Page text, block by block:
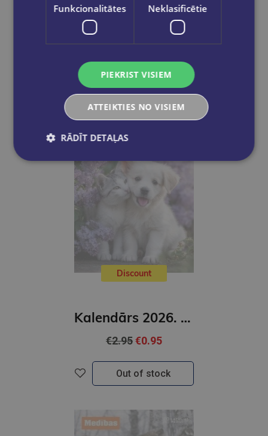
Kalendārs 2026. Zirgi ( kvadrāts)
Out of stock
Discount
Kalendārs 2026. Draugi
€2.95€0.95
Out of stock
Funkcionalitātes Neklasificētie
PIEKRIST VISIEM
ATTEIKTIES NO VISIEM
RĀDĪT DETAĻAS